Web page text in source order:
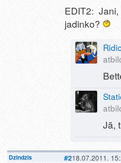
EDIT2: Jani,
jadinko?
Jā,
Dzindzis #218.07.2011.